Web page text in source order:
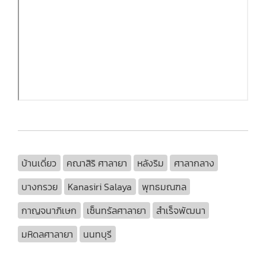
บ้านเดี่ยว คณาสิริ ศาลายา หลังริม
ศาลากลาง
บางกรวย
Kanasiri Salaya
พุทธมณฑล
กาญจนาภิเษก
เซ็นทรัลศาลายา
สำเร็จพัฒนา
มหิดลศาลายา
นนทบุรี